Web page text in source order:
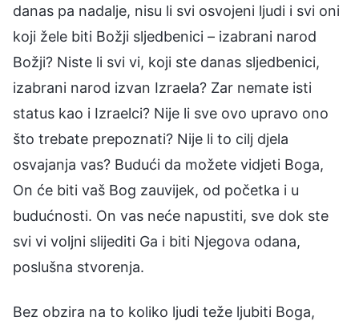
danas pa nadalje, nisu li svi osvojeni ljudi i svi oni
koji žele biti Božji sljedbenici – izabrani narod
Božji? Niste li svi vi, koji ste danas sljedbenici,
izabrani narod izvan Izraela? Zar nemate isti
status kao i Izraelci? Nije li sve ovo upravo ono
što trebate prepoznati? Nije li to cilj djela
osvajanja vas? Budući da možete vidjeti Boga,
On će biti vaš Bog zauvijek, od početka i u
budućnosti. On vas neće napustiti, sve dok ste
svi vi voljni slijediti Ga i biti Njegova odana,
poslušna stvorenja.
Bez obzira na to koliko ljudi teže ljubiti Boga,